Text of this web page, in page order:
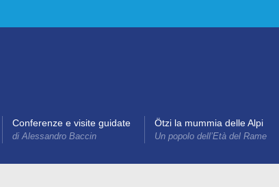
Conferenze e visite guidate
di Alessandro Baccin
Ötzi la mummia delle Alpi
Un popolo dell’Età del Rame